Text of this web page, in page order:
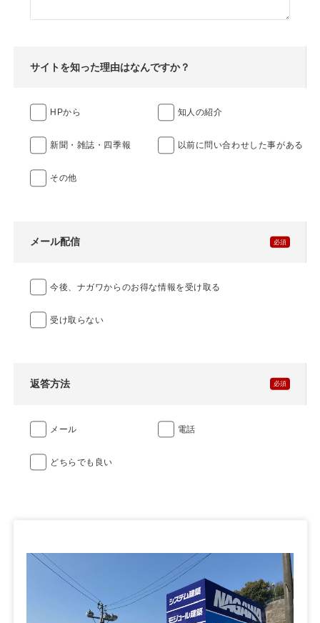
サイトを知った理由はなんですか？
HPから 知人の紹介
新聞・雑誌・四季報 以前に問い合わせした事がある
その他
メール配信
今後、ナガワからのお得な情報を受け取る
受け取らない
返答方法
メール 電話
どちらでも良い